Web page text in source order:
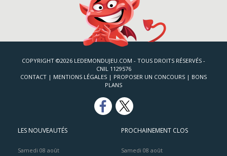
COPYRIGHT ©2026 LEDEMONDUJEU.COM - TOUS DROITS RÉSERVÉS -
CNIL 1129576
CONTACT | MENTIONS LÉGALES | PROPOSER UN CONCOURS | BONS
PLANS
LES NOUVEAUTÉS
Samedi 08 août
PROCHAINEMENT CLOS
Samedi 08 août